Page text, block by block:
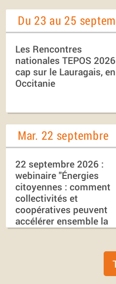
Du 23 au 25
Les Rencontres
nationales TEPOS
cap sur le Lauragais, en
Occitanie
Mar. 22 septembre
22 septembre 2026 :
webinaire "Énergies
citoyennes : comment
collectivités et
coopératives peuvent
accélérer ensemble la
transition énergétique